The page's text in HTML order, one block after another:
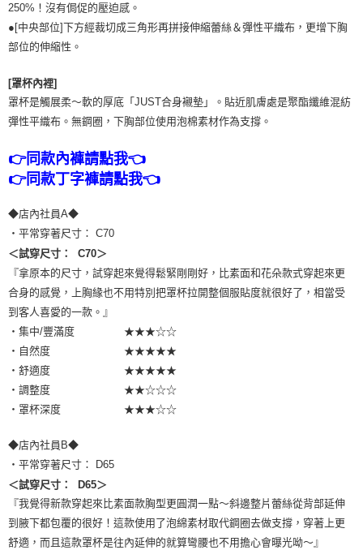
250%！沒有侷促的壓迫感。
●[中央部位]下方經裁切成三角形再拼接伸縮蕾絲＆彈性平織布，更增下胸
部位的伸縮性。
[罩杯內裡]
罩杯是觸展柔～軟的厚底「JUST合身襯墊」。貼近肌膚處是聚酯纖維混紡
彈性平織布。無鋼圈，下胸部位使用泡棉素材作為支撐。
👉同款內褲請點我👈
👉同款丁字褲請點我👈
◆店內社員A◆
・平常穿著尺寸： C70
＜試穿尺寸： C70＞
『拿原本的尺寸，試穿起來覺得鬆緊剛剛好，比素面和花朵款式穿起來更
合身的感覺，上胸緣也不用特別把罩杯拉開整個服貼度就很好了，相當受
到客人喜愛的一款。』
・集中/豐滿度 ★★★☆☆
・自然度 ★★★★★
・舒適度 ★★★★★
・調整度 ★★☆☆☆
・罩杯深度 ★★★☆☆
◆店內社員B◆
・平常穿著尺寸： D65
＜試穿尺寸： D65＞
『我覺得新款穿起來比素面款胸型更圓潤一點～斜邊整片蕾絲從背部延伸
到腋下都包覆的很好！這款使用了泡綿素材取代鋼圈去做支撐，穿著上更
舒適，而且這款罩杯是往內延伸的就算彎腰也不用擔心會曝光呦～』